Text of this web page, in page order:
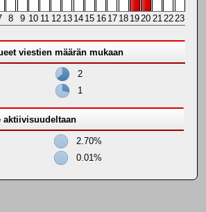
8 9 10 11 12 13 14 15 16 17 18 1920 212223
viestien määrän mukaan
2
1
2.70%
0.01%